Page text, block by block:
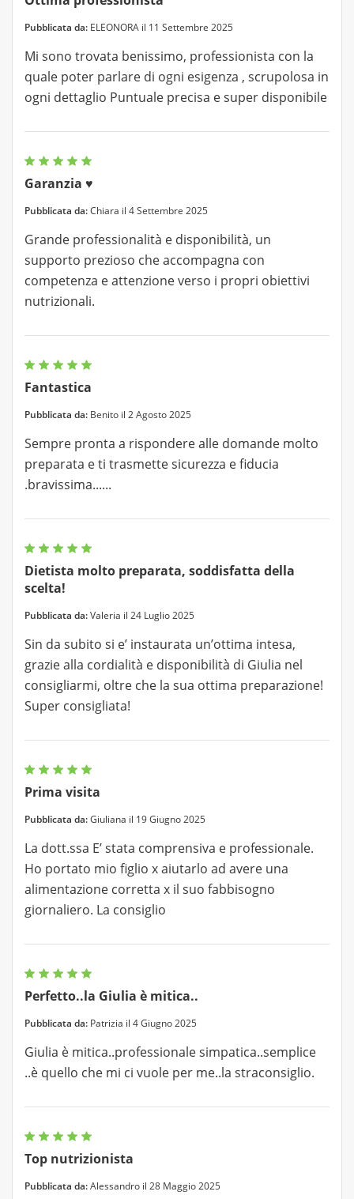
Pubblicata da: ELEONORA il 11 Settembre 2025
Mi sono trovata benissimo, professionista con la
quale poter parlare di ogni esigenza , scrupolosa in
ogni dettaglio Puntuale precisa e super disponibile
Garanzia ♥️
Pubblicata da:Chiara il 4 Settembre 2025
Grande professionalità e disponibilità, un
supporto prezioso che accompagna con
competenza e attenzione verso i propri obiettivi
nutrizionali.
Fantastica
Pubblicata da: Benito il 2 Agosto 2025
Sempre pronta a rispondere alle domande molto
preparata e ti trasmette sicurezza e fiducia
.bravissima......
Dietista molto preparata, soddisfatta della
scelta!
Pubblicata da:Valeria il 24 Luglio 2025
Sin da subito si e’ instaurata un’ottima intesa,
grazie alla cordialità e disponibilità di Giulia nel
consigliarmi, oltre che la sua ottima preparazione!
Super consigliata!
Prima visita
Pubblicata da:Giuliana il 19 Giugno 2025
La dott.ssa E’ stata comprensiva e professionale.
Ho portato mio figlio x aiutarlo ad avere una
alimentazione corretta x il suo fabbisogno
giornaliero. La consiglio
Perfetto..la Giulia è mitica..
Pubblicata da: Patrizia il 4 Giugno 2025
Giulia è mitica..professionale simpatica..semplice
..è quello che mi ci vuole per me..la straconsiglio.
Top nutrizionista
Pubblicata da:Alessandro il 28 Maggio 2025